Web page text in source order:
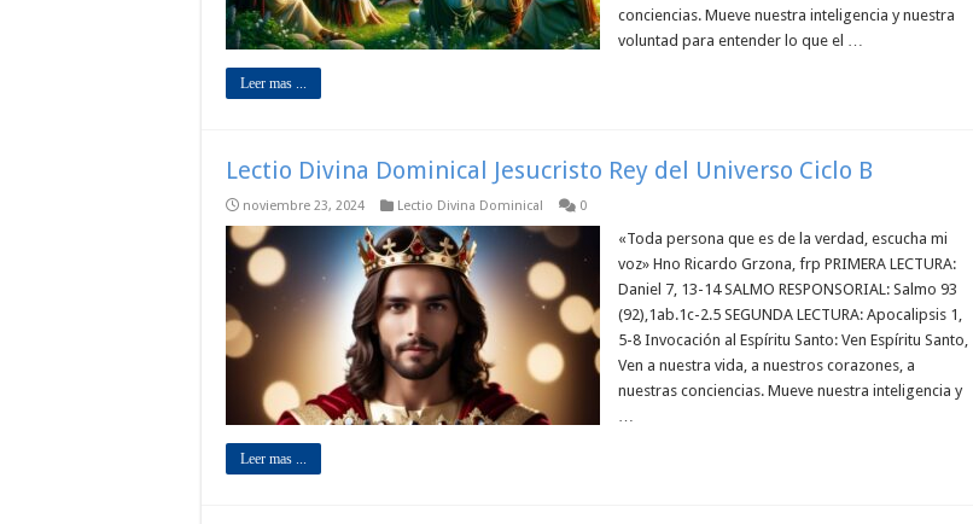
conciencias. Mueve nuestra inteligencia y nuestra
voluntad para entender lo que el …
Leer mas ...
Lectio Divina Dominical Jesucristo Rey del Universo Ciclo B
noviembre 23, 2024 Lectio Divina Dominical 0
«Toda persona que es de la verdad, escucha mi
voz» Hno Ricardo Grzona, frp PRIMERA LECTURA:
Daniel 7, 13-14 SALMO RESPONSORIAL: Salmo 93
(92),1ab.1c-2.5 SEGUNDA LECTURA: Apocalipsis 1,
5-8 Invocación al Espíritu Santo: Ven Espíritu Santo,
Ven a nuestra vida, a nuestros corazones, a
nuestras conciencias. Mueve nuestra inteligencia y
…
Leer mas ...